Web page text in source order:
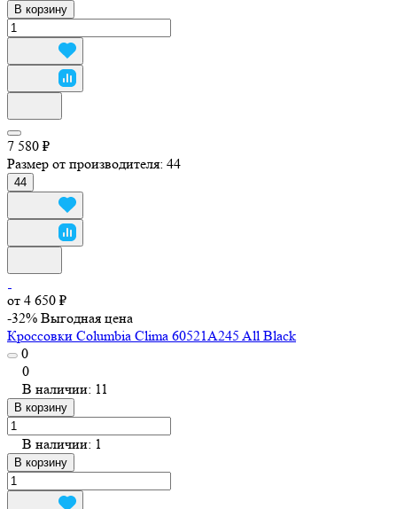
В корзину
7 580 ₽
Размер от производителя: 44
44
от 4 650 ₽
-32% Выгодная цена
Кроссовки Columbia Clima 60521A245 All Black
0
0
В наличии: 11
В корзину
В наличии: 1
В корзину